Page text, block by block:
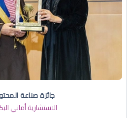
جائزة صناعة
الاستشارية أماني